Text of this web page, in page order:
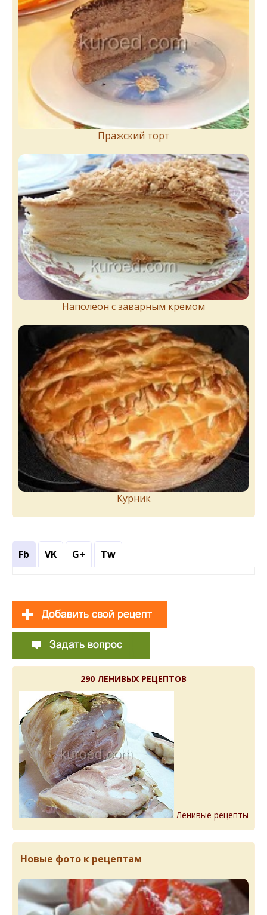
Пражский торт
Наполеон с заварным кремом
Курник
Fb VK G+ Tw
290 ЛЕНИВЫХ РЕЦЕПТОВ
Ленивые рецепты
Новые фото к рецептам